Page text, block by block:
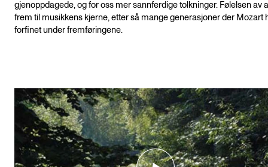
gjenoppdagede, og for oss mer sannferdige tolkninger. Følelsen av
frem til musikkens kjerne, etter så mange generasjoner der Mozart
forfinet under fremføringene.